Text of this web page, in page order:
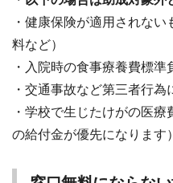
・健康保険が適用されな
料など）
・入院時の食事療養費標準
・交通事故など第三者行為
・学校で生じたけがの医
の給付金が優先になります）